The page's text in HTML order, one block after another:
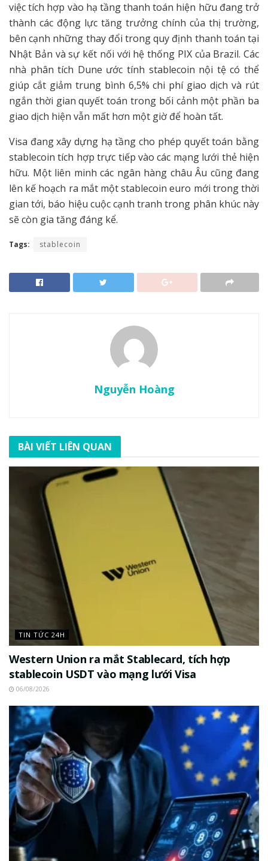
việc tích hợp vào hạ tầng thanh toán hiện hữu đang trở
thành các động lực tăng trưởng chính của thị trường,
bên cạnh những thay đổi trong quy định thanh toán tại
Nhật Bản và sự kết nối với hệ thống PIX của Brazil. Các
nhà phân tích Dune ước tính stablecoin nội tệ có thể
giúp cắt giảm trung bình 6,5% chi phí giao dịch và rút
ngắn thời gian quyết toán trong bối cảnh một phần ba
giao dịch hiện vẫn mất hơn một giờ để hoàn tất.
Visa đang xây dựng hạ tầng cho phép quyết toán bằng
stablecoin tích hợp trực tiếp vào các mạng lưới thẻ hiện
hữu. Một liên minh các ngân hàng châu Âu cũng đang
lên kế hoạch ra mắt một stablecoin euro mới trong thời
gian tới, báo hiệu cuộc cạnh tranh trong phân khúc này
sẽ còn gia tăng đáng kể.
Tags: stablecoin
Nguyễn Hoàng
BÀI VIẾT LIÊN QUAN
TIN TỨC 24H
Western Union ra mắt Stablecard, tích hợp
stablecoin USDT vào mạng lưới Visa
06/08/2026